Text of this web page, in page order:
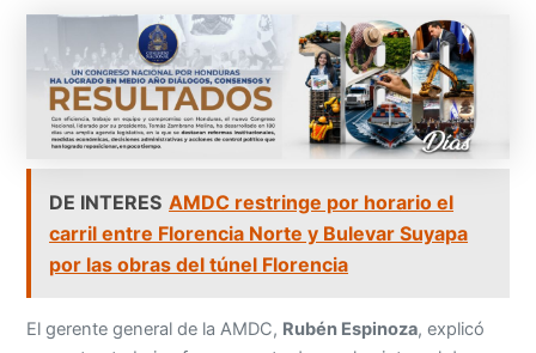
DE INTERES AMDC restringe por horario el
carril entre Florencia Norte y Bulevar Suyapa
por las obras del túnel Florencia
El gerente general de la AMDC, Rubén Espinoza, explicó